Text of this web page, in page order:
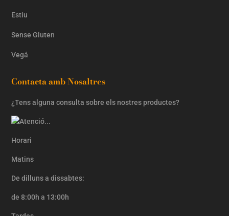
Estiu
Sense Gluten
Vegá
Contacta amb Nosaltres
¿Tens alguna consulta sobre els nostres productes?
Horari
Matins
De dilluns a dissabtes:
de 8:00h a 13:00h